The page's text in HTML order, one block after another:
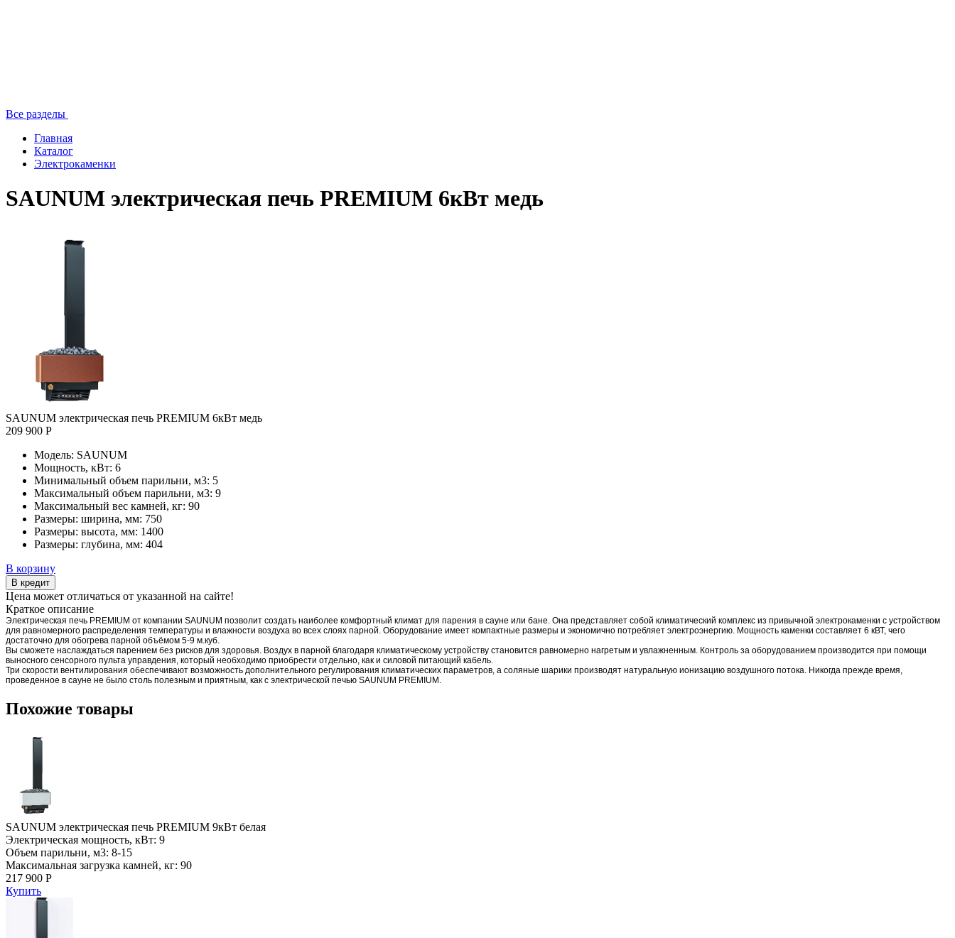
Все разделы
Главная
Каталог
Электрокаменки
SAUNUM электрическая печь PREMIUM 6кВт медь
SAUNUM электрическая печь PREMIUM 6кВт медь
209 900 Р
Модель: SAUNUM
Мощность, кВт: 6
Минимальный объем парильни, м3: 5
Максимальный объем парильни, м3: 9
Максимальный вес камней, кг: 90
Размеры: ширина, мм: 750
Размеры: высота, мм: 1400
Размеры: глубина, мм: 404
В корзину
В кредит
Цена может отличаться от указанной на сайте!
Краткое описание
Электрическая печь PREMIUM от компании SAUNUM позволит создать наиболее комфортный климат для парения в сауне или бане. Она представляет собой климатический комплекс из привычной электрокаменки с устройством
для равномерного распределения температуры и влажности воздуха во всех слоях парной. Оборудование имеет компактные размеры и экономично потребляет электроэнергию. Мощность каменки составляет 6 кВТ, чего
достаточно для обогрева парной объёмом 5-9 м.куб.
Вы сможете наслаждаться парением без рисков для здоровья. Воздух в парной благодаря климатическому устройству становится равномерно нагретым и увлажненным. Контроль за оборудованием производится при помощи
выносного сенсорного пульта управдения, который необходимо приобрести отдельно, как и силовой питающий кабель.
Три скорости вентилирования обеспечивают возможность дополнительного регулирования климатических параметров, а соляные шарики производят натуральную ионизацию воздушного потока. Никогда прежде время,
проведенное в сауне не было столь полезным и приятным, как с электрической печью SAUNUM PREMIUM.
Похожие товары
SAUNUM электрическая печь PREMIUM 9кВт белая
Электрическая мощность, кВт: 9
Объем парильни, м3: 8-15
Максимальная загрузка камней, кг: 90
217 900 Р
Купить